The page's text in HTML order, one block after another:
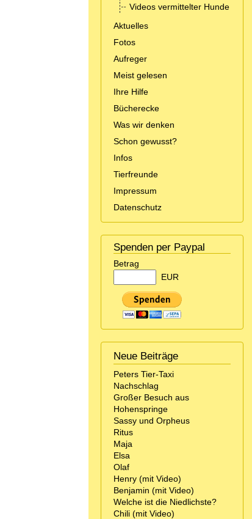
Videos vermittelter Hunde
Aktuelles
Fotos
Aufreger
Meist gelesen
Ihre Hilfe
Bücherecke
Was wir denken
Schon gewusst?
Infos
Tierfreunde
Impressum
Datenschutz
Spenden per Paypal
Betrag
EUR
Neue Beiträge
Peters Tier-Taxi
Nachschlag
Großer Besuch aus
Hohenspringe
Sassy und Orpheus
Ritus
Maja
Elsa
Olaf
Henry (mit Video)
Benjamin (mit Video)
Welche ist die Niedlichste?
Chili (mit Video)